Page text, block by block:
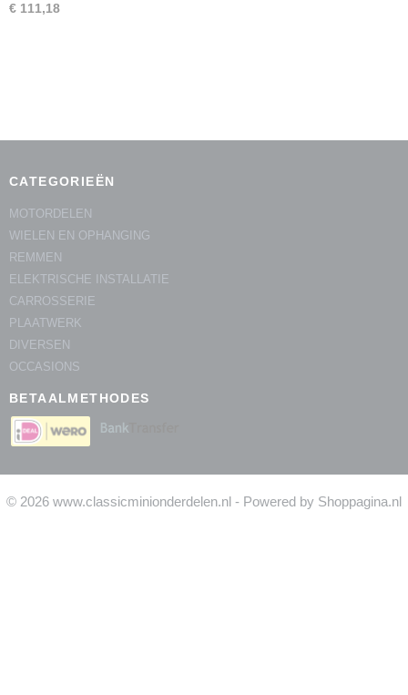
€ 111,18
CATEGORIEËN
MOTORDELEN
WIELEN EN OPHANGING
REMMEN
ELEKTRISCHE INSTALLATIE
CARROSSERIE
PLAATWERK
DIVERSEN
OCCASIONS
BETAALMETHODES
© 2026 www.classicminionderdelen.nl - Powered by Shoppagina.nl